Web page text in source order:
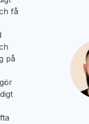
få
på